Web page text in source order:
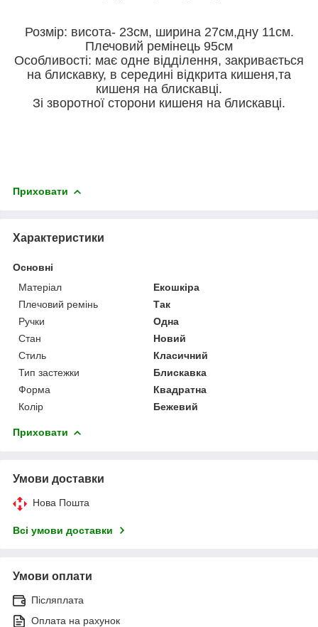
Розмір: висота- 23см, ширина 27см,дну 11см.
Плечовий ремінець 95см
Особливості: має одне відділення, закривається
на блискавку, в середині відкрита кишеня,та
кишеня на блискавці.
Зі зворотної сторони кишеня на блискавці.
Приховати
Характеристики
Основні
Матеріал
Екошкіра
Плечовий ремінь
Так
Ручки
Одна
Стан
Новий
Стиль
Класичний
Тип застежки
Блискавка
Форма
Квадратна
Колір
Бежевий
Приховати
Умови доставки
Нова Пошта
Всі умови доставки
Умови оплати
Післяплата
Оплата на рахунок